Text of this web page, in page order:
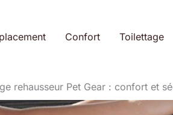
Confort Toilettage
rehausseur Pet Gear : confort et